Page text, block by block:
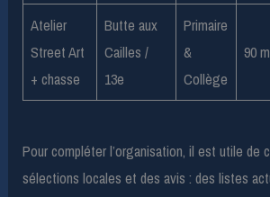
Atelier
Street Art
+ chasse
Butte aux
Cailles /
13e
Primaire
&
Collège
90
Pour compléter l’organisation, il est utile de
sélections locales et des avis : des listes